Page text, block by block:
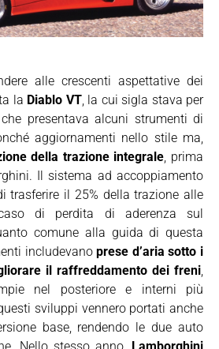
alle crescenti aspettative dei
la Diablo VT, la cui sigla stava per
che presentava alcuni strumenti di
aggiornamenti nello stile ma,
della trazione integrale, prima
Il sistema ad accoppiamento
trasferire il 25% della trazione alle
di perdita di aderenza sul
comune alla guida di questa
includevanoprese d’aria sotto i
il raffreddamento dei freni,
nel posteriore e interni più
sviluppi vennero portati anche
base, rendendo le due auto